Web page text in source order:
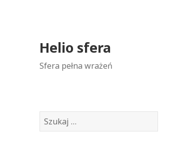
Helio sfera
Sfera pełna wrażeń
S
z